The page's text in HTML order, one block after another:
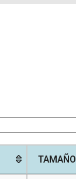
TAMAÑO